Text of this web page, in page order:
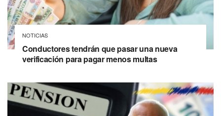
NOTICIAS
Conductores tendrán que pasar una nueva
verificación para pagar menos multas